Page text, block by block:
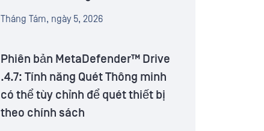
Tháng Tám, ngày 5, 2026
Phiên bản MetaDefender™ Drive
.4.7: Tính năng Quét Thông minh
có thể tùy chỉnh để quét thiết bị
theo chính sách